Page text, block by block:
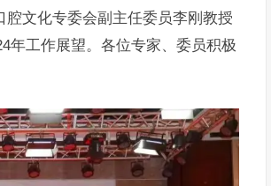
文化专委会副主任委员李刚教授
年工作展望。各位专家、委员积极